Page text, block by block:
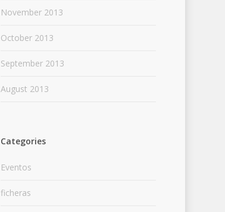
November 2013
October 2013
September 2013
August 2013
Categories
Eventos
ficheras